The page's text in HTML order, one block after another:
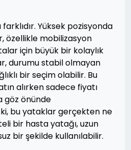
Yüksek pozisyonda
özellikle mobilizasyon
için büyük bir kolaylık
durumu stabil olmayan
bir seçim olabilir. Bu
alırken sadece fiyatı
göz önünde
bu yataklar gerçekten ne
bir hasta yatağı, uzun
bir şekilde kullanılabilir.